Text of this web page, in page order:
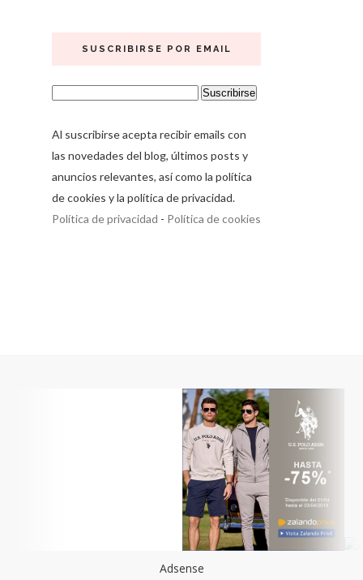
SUSCRIBIRSE POR EMAIL
Al suscribirse acepta recibir emails con
las novedades del blog, últimos posts y
anuncios relevantes, así como la política
de cookies y la política de privacidad.
Política de privacidad - Política de cookies
Adsense